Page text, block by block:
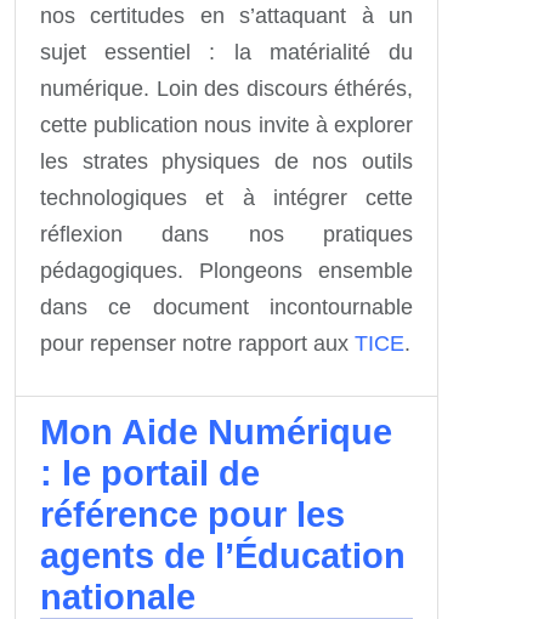
nos certitudes en s’attaquant à un
sujet essentiel : la matérialité du
numérique. Loin des discours éthérés,
cette publication nous invite à explorer
les strates physiques de nos outils
technologiques et à intégrer cette
réflexion dans nos pratiques
pédagogiques. Plongeons ensemble
dans ce document incontournable
pour repenser notre rapport aux TICE.
Mon Aide Numérique
: le portail de
référence pour les
agents de l’Éducation
nationale